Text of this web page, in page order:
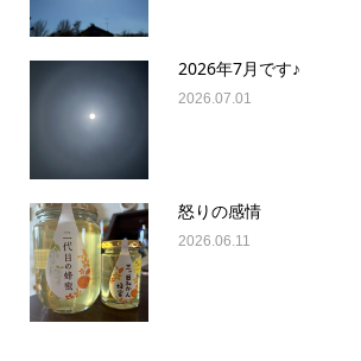
2026年7月です♪
2026.07.01
怒りの感情
2026.06.11